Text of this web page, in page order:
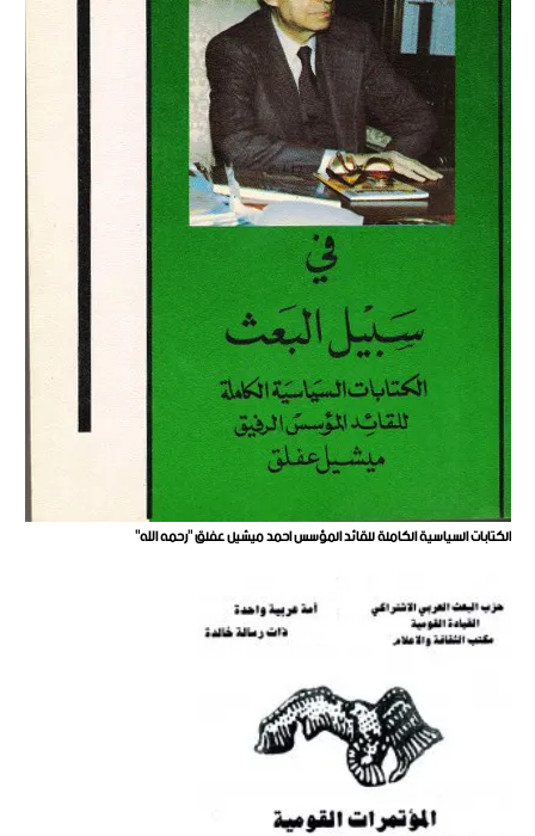
الكتابات السياسية الكاملة للقائد المؤسس احمد ميشيل عفلق "رحمه الله"